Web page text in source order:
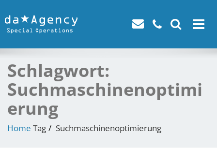
Toggle
Schlagwort:
Suchmaschinenoptimi
erung
Home Tag Suchmaschinenoptimierung